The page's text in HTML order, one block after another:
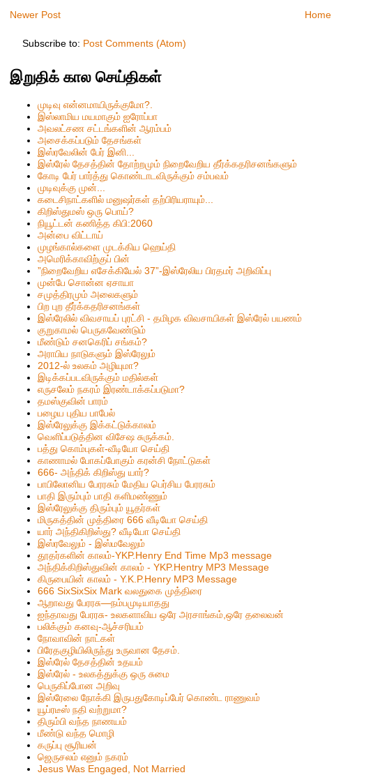
Newer Post Home
Subscribe to: Post Comments (Atom)
இறுதிக் கால செய்திகள்
முடிவு என்னமாயிருக்குமோ?.
இஸ்லாமிய மயமாகும் ஐரோப்பா
அவலட்சண சட்டங்களின் ஆரம்பம்
அசைக்கப்படும் தேசங்கள்
இஸ்ரவேலின் பேர் இனி...
இஸ்ரேல் தேசத்தின் தோற்றமும் நிறைவேறிய தீர்க்கதரிசனங்களும்
கோடி பேர் பார்த்து கொண்டாடவிருக்கும் சம்பவம்
முடிவுக்கு முன்...
கடைசிநாட்களில் மனுஷர்கள் தற்பிரியராயும்...
கிறிஸ்தும‌ஸ் ஒரு பொய்?
நியூட்டன் கணித்த கிபி:2060
அன்பை விட்டாய்
முழங்கால்களை முடக்கிய ஹெய்தி
அமெரிக்காவிற்குப் பின்
”நிறைவேறிய எசேக்கியேல் 37”-இஸ்ரேலிய பிரதமர் அறிவிப்பு
முன்பே சொன்ன ஏசாயா
சமுத்திரமும் அலைகளும்
பிற புற தீர்க்கதரிசனங்கள்
இஸ்ரேலில் விவசாயப் புரட்சி - தமிழக விவசாயிகள் இஸ்ரேல் பயணம்
குறுகாமல் பெருகவேண்டும்
மீண்டும் சனகெரிப் சங்கம்?
அராபிய நாடுகளும் இஸ்ரேலும்
2012-ல் உலகம் அழியுமா?
இடிக்கப்படவிருக்கும் மதில்கள்
எருசலேம் நகரம் இரண்டாக்கப்படுமா?
தமஸ்குவின் பாரம்
பழைய புதிய பாபேல்
இஸ்ரேலுக்கு இக்கட்டுக்காலம்
வெளிப்படுத்தின விசேஷ சுருக்கம்.
பத்து கொம்புகள்-வீடியோ செய்தி
காணாமல் போகப்போகும் கரன்சி நோட்டுகள்
666- அந்திக் கிறிஸ்து யார்?
பாபிலோனிய பேரரசும் மேதிய பெர்சிய பேரரசும்
பாதி இரும்பும் பாதி களிமண்ணும்
இஸ்ரேலுக்கு திரும்பும் யூதர்கள்
மிருகத்தின் முத்திரை 666 வீடியோ செய்தி
யார் அந்திகிறிஸ்து? வீடியோ செய்தி
இஸ்ரவேலும் - இஸ்மவேலும்
தூதர்களின் காலம்-YKP.Henry End Time Mp3 message
அந்திக்கிறிஸ்துவின் காலம் - YKP.Hentry MP3 Message
கிருபையின் காலம் - Y.K.P.Henry MP3 Message
666 SixSixSix Mark வலதுகை முத்திரை
ஆறாவது பேரரசு—நம்பமுடியாதது
ஐந்தாவது பேரரசு- உலகளாவிய ஒரே அரசாங்கம்,ஒரே தலைவன்
பலிக்கும் கனவு-ஆச்சரியம்
நோவாவின் நாட்கள்
பிரேதகுழியிலிருந்து உருவான தேசம்.
இஸ்ரேல் தேசத்தின் உதயம்
இஸ்ரேல் - உலகத்துக்கு ஒரு சுமை
பெருகிப்போன அறிவு
இஸ்ரேலை நோக்கி இருபதுகோடிப்பேர் கொண்ட ராணுவம்
யூப்ரடீஸ் நதி வற்றுமா?
திரும்பி வந்த நாணயம்
மீண்டு வந்த மொழி
கருப்பு சூரியன்
ஜெருசலம் எனும் நகரம்
Jesus Was Engaged, Not Married